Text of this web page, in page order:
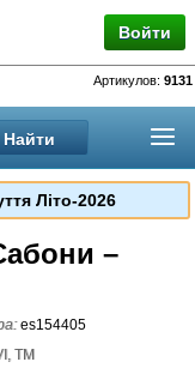
Войти
Артикулов: 9131
Літо-2026
–
es154405
TM